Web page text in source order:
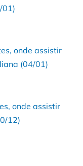
01)
onde assistir
(04/01)
onde assistir
12)